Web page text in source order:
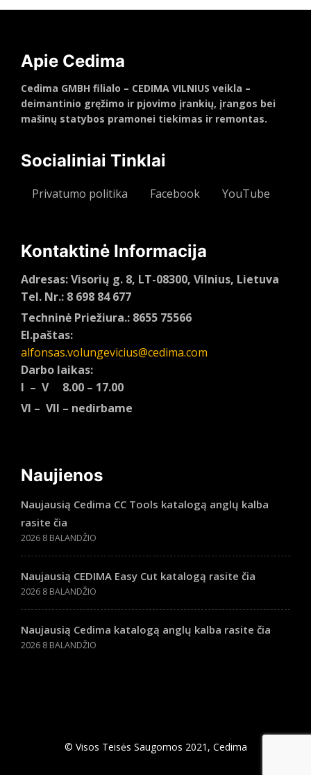
Apie Cedima
Cedima GMBH filialo – CEDIMA VILNIUS veikla –
deimantinio gręžimo ir pjovimo įrankių, įrangos bei
mašinų statybos pramonei tiekimas ir remontas.
Socialiniai Tinklai
Privatumo politika Facebook YouTube
Kontaktinė Informacija
Adresas: Visorių g. 8, LT-08300, Vilnius, Lietuva
Tel. Nr.: 8 698 84 677
Techninė Priežiura.: 8655 75566
El.paštas:
alfonsas.volungevicius@cedima.com
Darbo laikas:
I – V 8.00 – 17.00
VI – VII – nedirbame
Naujienos
Naujausią Cedima CC Tools katalogą anglų kalba
rasite čia
2026 8 BALANDŽIO
Naujausią CEDIMA Easy Cut katalogą rasite čia
2026 8 BALANDŽIO
Naujausią Cedima katalogą anglų kalba rasite čia
2026 8 BALANDŽIO
© Visos Teisės Saugomos 2021, Cedima